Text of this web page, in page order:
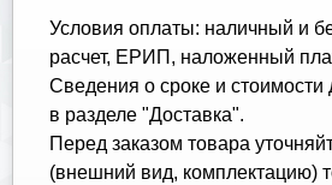
Условия оплаты: наличный и
расчет, ЕРИП, наложенный
Cведения о сроке и стоимости
в разделе "Доставка".
Перед заказом товара
(внешний вид, комплектацию)